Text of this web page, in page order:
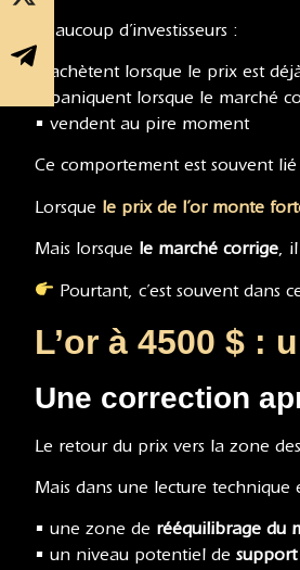
Beaucoup d’investisseurs :
• achètent lorsque le prix est
• paniquent lorsque le marché
• vendent au pire moment
Ce comportement est souvent
Lorsque le prix de l’or monte
Mais lorsque le marché corrige,
Pourtant, c’est souvent dans
L’or à 4500 $ :
Une correction
Le retour du prix vers la zone des
Mais dans une lecture
• une zone de rééquilibrage du
• un niveau potentiel de support